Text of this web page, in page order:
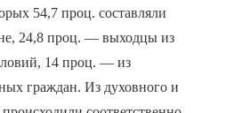
54,7 проц. составляли
24,8 проц. — выходцы из
14 проц. — из
граждан. Из духовного и